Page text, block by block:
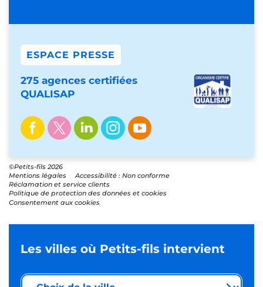
ESPACE PRESSE
275 agences certifiées
QUALISAP
©Petits-fils 2026
Mentions légales
Accessibilité : Non conforme
Réclamation et service clients
Politique de protection des données et cookies
Consentement aux cookies
Les villes où Petits-fils intervient